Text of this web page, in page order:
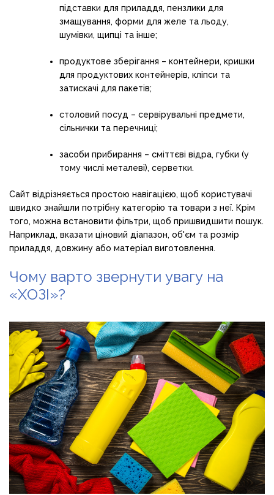
підставки для приладдя, пензлики для
змащування, форми для желе та льоду,
шумівки, щипці та інше;
продуктове зберігання – контейнери, кришки
для продуктових контейнерів, кліпси та
затискачі для пакетів;
столовий посуд – сервірувальні предмети,
сільнички та перечниці;
засоби прибирання – сміттєві відра, губки (у
тому числі металеві), серветки.
Сайт відрізняється простою навігацією, щоб користувачі
швидко знайшли потрібну категорію та товари з неї. Крім
того, можна встановити фільтри, щоб пришвидшити пошук.
Наприклад, вказати ціновий діапазон, об'єм та розмір
приладдя, довжину або матеріал виготовлення.
Чому варто звернути увагу на
«ХОЗІ»?